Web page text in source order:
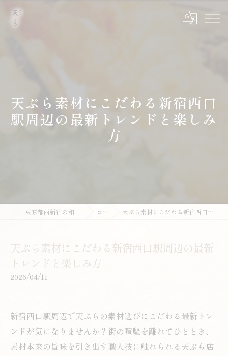
天ぷら素材にこだわる新宿西口
駅周辺の最新トレンドと楽しみ
方
東京都西新宿の和食なら天ぷら 天秀 コラム 天ぷら素材にこだわる新宿西口駅周辺の最新トレンドと楽しみ方
天ぷら素材にこだわる新宿西口駅周辺の最新
トレンドと楽しみ方
2026/04/11
新宿西口駅周辺で天ぷらの素材選びにこだわる最新トレ
ンドが気になりませんか？街の喧騒を離れてひととき、
素材本来の旨味を引き出す職人技に触れられる天ぷら店